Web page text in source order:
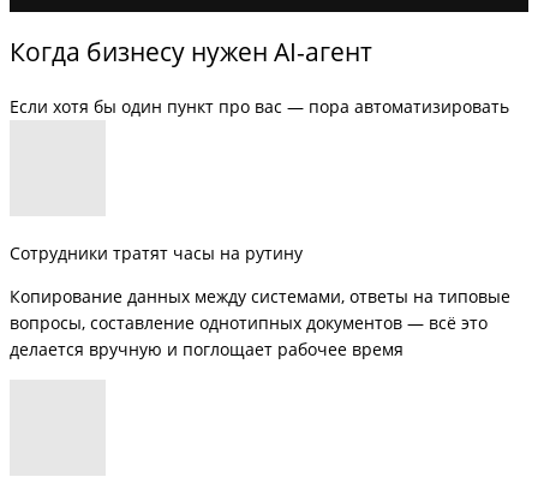
Когда бизнесу нужен AI-агент
Если хотя бы один пункт про вас — пора автоматизировать
Сотрудники тратят часы на рутину
Копирование данных между системами, ответы на типовые
вопросы, составление однотипных документов — всё это
делается вручную и поглощает рабочее время